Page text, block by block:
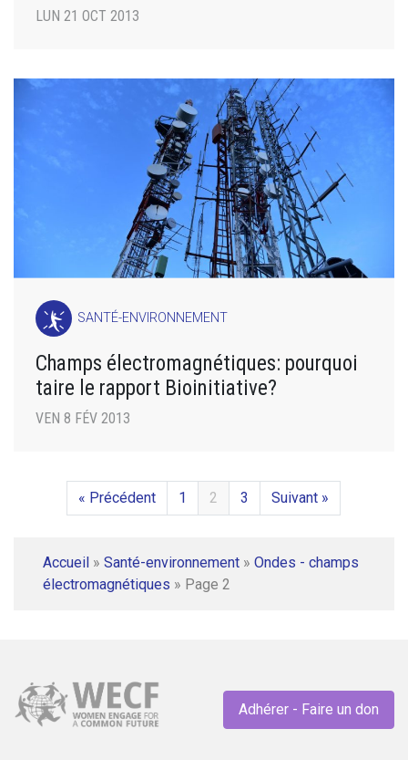
LUN 21 OCT 2013
SANTÉ-ENVIRONNEMENT
Champs électromagnétiques: pourquoi
taire le rapport Bioinitiative?
VEN 8 FÉV 2013
« Précédent 1 2 3 Suivant »
Accueil » Santé-environnement » Ondes - champs
électromagnétiques » Page 2
Adhérer - Faire un don